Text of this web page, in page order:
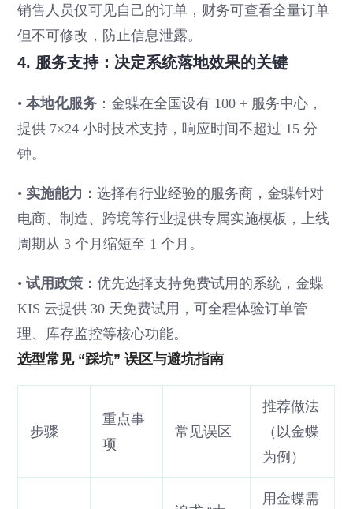
销售人员仅可见自己的订单，财务可查看全量订单
但不可修改，防止信息泄露。
4. 服务支持：决定系统落地效果的关键
•本地化服务 ：金蝶在全国设有 100 + 服务中心，
提供 7×24 小时技术支持，响应时间不超过 15 分
钟。
• 实施能力 ：选择有行业经验的服务商，金蝶针对
电商、制造、跨境等行业提供专属实施模板，上线
周期从 3 个月缩短至 1 个月。
•试用政策 ：优先选择支持免费试用的系统，金蝶
KIS 云提供 30 天免费试用，可全程体验订单管
理、库存监控等核心功能。
选型常见 “踩坑” 误区与避坑指南
步骤
重点事
项
常见误区
推荐做法
（以金蝶
为例）
用金蝶需